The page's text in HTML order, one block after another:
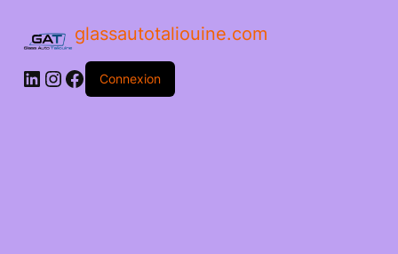
glassautotaliouine.com
Connexion